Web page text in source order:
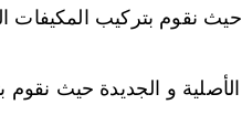
نقوم بتركيب المكيفات
و الجديدة حيث